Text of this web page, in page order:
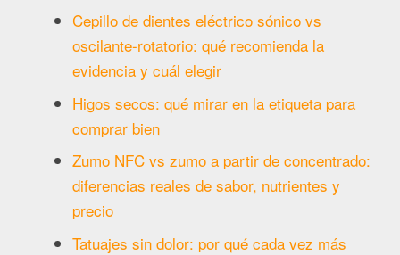
Cepillo de dientes eléctrico sónico vs
oscilante-rotatorio: qué recomienda la
evidencia y cuál elegir
Higos secos: qué mirar en la etiqueta para
comprar bien
Zumo NFC vs zumo a partir de concentrado:
diferencias reales de sabor, nutrientes y
precio
Tatuajes sin dolor: por qué cada vez más